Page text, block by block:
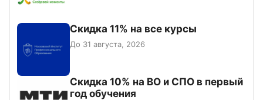
Скидка 11% на все курсы
До 31 августа, 2026
Скидка 10% на ВО и СПО в первый
год обучения